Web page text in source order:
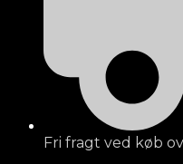
Fri fragt ved køb